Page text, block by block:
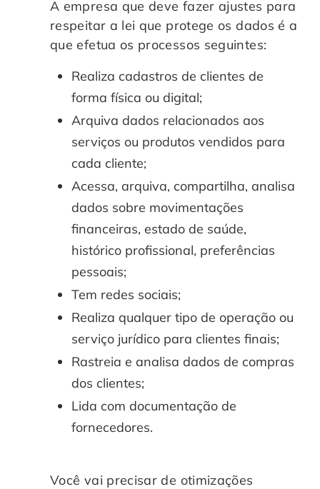
A empresa que deve fazer ajustes para
respeitar a lei que protege os dados é a
que efetua os processos seguintes:
Realiza cadastros de clientes de
forma física ou digital;
Arquiva dados relacionados aos
serviços ou produtos vendidos para
cada cliente;
Acessa, arquiva, compartilha, analisa
dados sobre movimentações
financeiras, estado de saúde,
histórico profissional, preferências
pessoais;
Tem redes sociais;
Realiza qualquer tipo de operação ou
serviço jurídico para clientes finais;
Rastreia e analisa dados de compras
dos clientes;
Lida com documentação de
fornecedores.
Você vai precisar de otimizações